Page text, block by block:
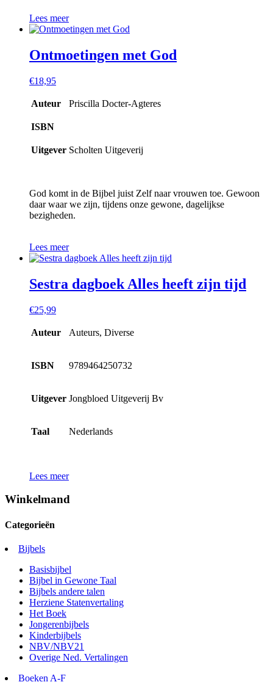
Lees meer
Ontmoetingen met God
€18,95
Auteur Priscilla Docter-Agteres
ISBN
Uitgever Scholten Uitgeverij
God komt in de Bijbel juist Zelf naar vrouwen toe. Gewoon
daar waar we zijn, tijdens onze gewone, dagelijkse
bezigheden.
Lees meer
Sestra dagboek Alles heeft zijn tijd
€25,99
Auteur Auteurs, Diverse
ISBN 9789464250732
Uitgever Jongbloed Uitgeverij Bv
Taal Nederlands
Lees meer
Winkelmand
Categorieën
Bijbels
Basisbijbel
Bijbel in Gewone Taal
Bijbels andere talen
Herziene Statenvertaling
Het Boek
Jongerenbijbels
Kinderbijbels
NBV/NBV21
Overige Ned. Vertalingen
Boeken A-F